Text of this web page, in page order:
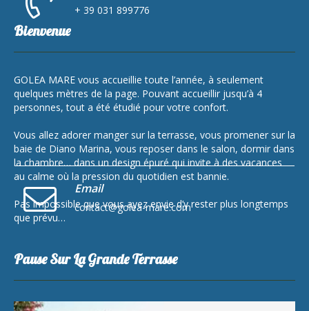
+ 39 031 899776
Email
contact@golea-mare.com
Bienvenue
GOLEA MARE vous accueillie toute l’année, à seulement
quelques mètres de la page. Pouvant accueillir jusqu’à 4
personnes, tout a été étudié pour votre confort.
Vous allez adorer manger sur la terrasse, vous promener sur la
baie de Diano Marina, vous reposer dans le salon, dormir dans
la chambre… dans un design épuré qui invite à des vacances
au calme où la pression du quotidien est bannie.
Pas impossible que vous ayez envie d’y rester plus longtemps
que prévu…
Pause Sur La Grande Terrasse